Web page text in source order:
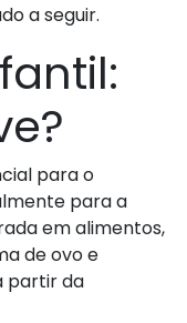
a seguir.
para o
para a
em alimentos,
de ovo e
partir da